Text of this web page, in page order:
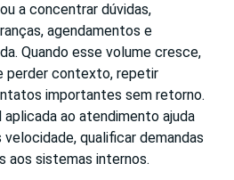
a concentrar dúvidas,
agendamentos e
Quando esse volume cresce,
perder contexto, repetir
importantes sem retorno.
ao atendimento ajuda
qualificar demandas
aos sistemas internos.